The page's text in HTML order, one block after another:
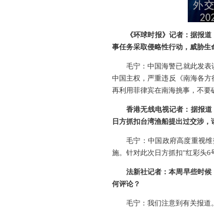
《环球时报》记者：据报
事任务采取侵略性行动，威胁
毛宁：中国海警已就此发
中国主权，严重违反《南海各
再利用菲律宾在南海挑事，不要
香港无线电视记者：据报
日方抓扣台湾渔船提出过交涉
毛宁：中国政府高度重视
施。针对此次日方抓扣“红彩头6
法新社记者：本周早些时
何评论？
毛宁：我们注意到有关报道